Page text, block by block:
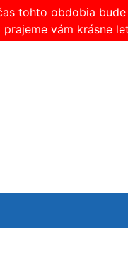
tohto obdobia
vám krásne